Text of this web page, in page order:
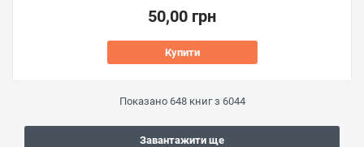
50,00 грн
Купити
Показано 648книг з 6044
Завантажити ще